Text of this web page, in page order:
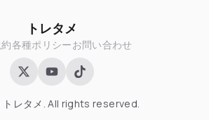
トレタメ
各種ポリシーお問い合わせ
レタメ. All rights reserved.